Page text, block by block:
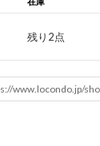
残り2点